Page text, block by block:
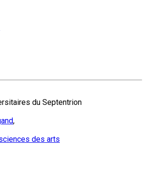
du Septentrion
,
des arts